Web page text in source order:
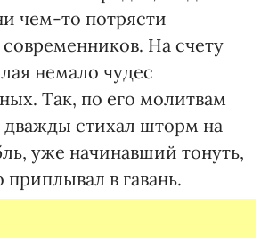
чем-то потрясти
На счету
немало чудес
Так, по его молитвам
стихал шторм на
уже начинавший тонуть,
приплывал в гавань.